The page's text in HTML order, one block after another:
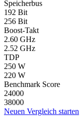
Speicherbus
192 Bit
256 Bit
Boost-Takt
2.60 GHz
2.52 GHz
TDP
250 W
220 W
Benchmark Score
24000
38000
Neuen Vergleich starten